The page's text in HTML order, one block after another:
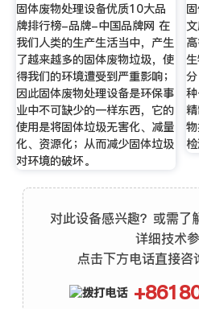
固体废物处理设备优质10大品
牌排行榜-品牌-中国品牌网 在
我们人类的生产生活当中，产生
了越来越多的固体废物垃圾，使
得我们的环境遭受到严重影响；
因此固体废物处理设备是环保事
业中不可缺少的一样东西，它的
使用是将固体垃圾无害化、减量
化、资源化；从而减少固体垃圾
对环境的破坏。
对此设备感兴趣？或需了
详细技术参
点击下方电话直接咨